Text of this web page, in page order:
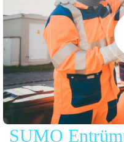
SUMO